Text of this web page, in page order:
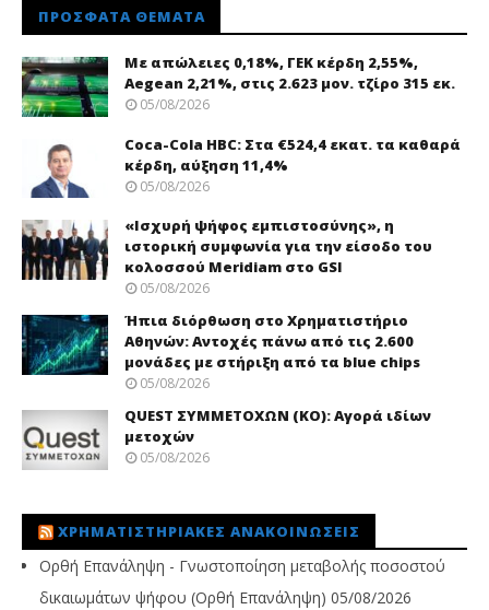
ΠΡΌΣΦΑΤΑ ΘΈΜΑΤΑ
Με απώλειες 0,18%, ΓΕΚ κέρδη 2,55%,
Aegean 2,21%, στις 2.623 μον. τζίρο 315 εκ.
05/08/2026
Coca-Cola HBC: Στα €524,4 εκατ. τα καθαρά
κέρδη, αύξηση 11,4%
05/08/2026
«Ισχυρή ψήφος εμπιστοσύνης», η
ιστορική συμφωνία για την είσοδο του
κολοσσού Meridiam στο GSI
05/08/2026
Ήπια διόρθωση στο Χρηματιστήριο
Αθηνών: Αντοχές πάνω από τις 2.600
μονάδες με στήριξη από τα blue chips
05/08/2026
QUEST ΣΥΜΜΕΤΟΧΩΝ (ΚΟ): Αγορά ιδίων
μετοχών
05/08/2026
ΧΡΗΜΑΤΙΣΤΗΡΙΑΚΈΣ ΑΝΑΚΟΙΝΏΣΕΙΣ
Ορθή Επανάληψη - Γνωστοποίηση μεταβολής ποσοστού
δικαιωμάτων ψήφου (Ορθή Επανάληψη) 05/08/2026